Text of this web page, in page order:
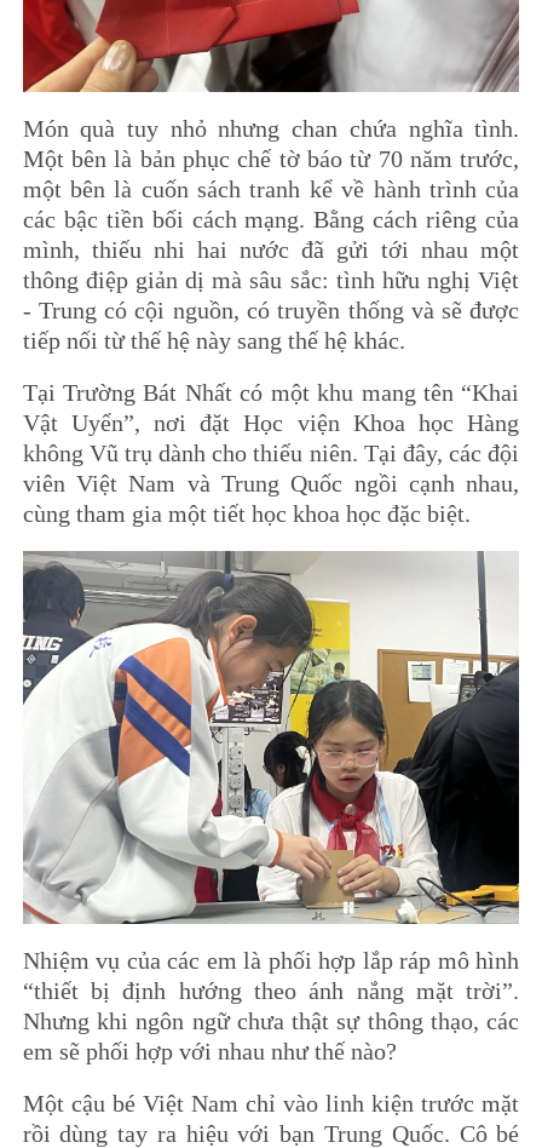
Món quà tuy nhỏ nhưng chan chứa nghĩa tình.
Một bên là bản phục chế tờ báo từ 70 năm trước,
một bên là cuốn sách tranh kể về hành trình của
các bậc tiền bối cách mạng. Bằng cách riêng của
mình, thiếu nhi hai nước đã gửi tới nhau một
thông điệp giản dị mà sâu sắc: tình hữu nghị Việt
- Trung có cội nguồn, có truyền thống và sẽ được
tiếp nối từ thế hệ này sang thế hệ khác.
Tại Trường Bát Nhất có một khu mang tên “Khai
Vật Uyển”, nơi đặt Học viện Khoa học Hàng
không Vũ trụ dành cho thiếu niên. Tại đây, các đội
viên Việt Nam và Trung Quốc ngồi cạnh nhau,
cùng tham gia một tiết học khoa học đặc biệt.
Nhiệm vụ của các em là phối hợp lắp ráp mô hình
“thiết bị định hướng theo ánh nắng mặt trời”.
Nhưng khi ngôn ngữ chưa thật sự thông thạo, các
em sẽ phối hợp với nhau như thế nào?
Một cậu bé Việt Nam chỉ vào linh kiện trước mặt
rồi dùng tay ra hiệu với bạn Trung Quốc. Cô bé